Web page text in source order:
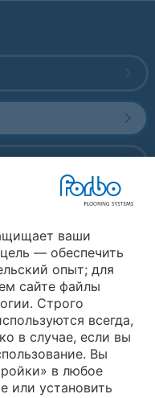
ваши
— обеспечить
опыт; для
сайте файлы
Строго
всегда,
в случае, если вы
Вы
в любое
или установить